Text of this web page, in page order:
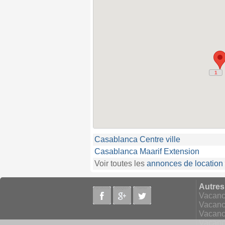
11
Casablanca Centre ville
Casablanca Maarif Extension
Voir toutes les annonces de